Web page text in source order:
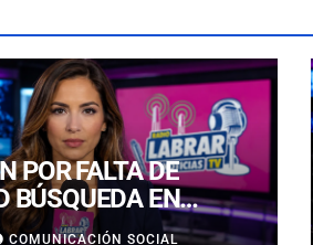
POR FALTA DE
BÚSQUEDA EN
OPERATIVO SE
COMUNICACIÓN SOCIAL